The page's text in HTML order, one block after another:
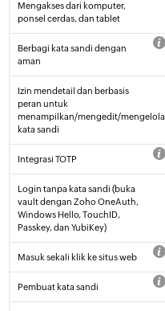
Mengakses dari komputer,
ponsel cerdas, dan tablet
Berbagi kata sandi dengan
aman
Izin mendetail dan berbasis
peran untuk
menampilkan/mengedit/mengelola
kata sandi
Integrasi TOTP
Login tanpa kata sandi (buka
vault dengan Zoho OneAuth,
Windows Hello, TouchID,
Passkey, dan YubiKey)
Masuk sekali klik ke situs web
Pembuat kata sandi